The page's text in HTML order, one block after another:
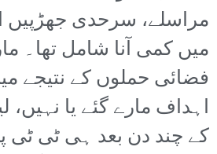
مراسلے، سرحدی جھڑپیں
فضائی حملوں کے نتیجے
اہداف مارے گئے یا
کے چند دن بعد ہی ٹی ٹی